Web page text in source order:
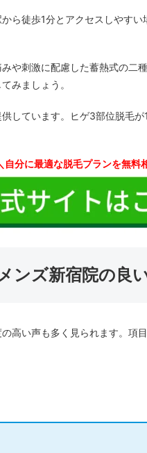
ら徒歩1分とアクセスしやす
や刺激に配慮した蓄熱式の二
みましょう。
しています。ヒゲ3部位脱毛
自分に最適な脱毛プランを無料
ンズ新宿院の良
高い声も多く見られます。項